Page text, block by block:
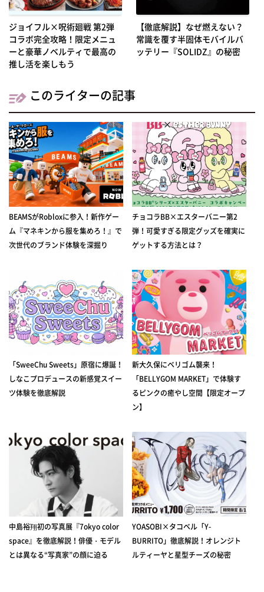
ジョイフル×呪術廻戦 第2弾
コラボ完全攻略！限定メニュ
ーと豪華ノベルティで最高の
推し活を楽しもう
【徹底解説】なぜ燃えない？
常識を覆す半固体モバイルバ
ッテリー『SOLIDZ』の秘密
このライターの記事
BEAMSがRobloxに参入！新作ゲー
ム『マネキンから服を集めろ！』で
次世代のブランド体験を深掘り
チョコラBB×エスターバニー第2
弾！可愛すぎる限定グッズを確実に
ゲットする方法とは？
「SweeChu Sweets」原宿に爆誕！
しなこプロデュースの新感覚スイー
ツ体験を徹底解説
新大久保にベリゴム襲来！
「BELLYGOM MARKET」で体験す
るピンクの癒やし空間【限定オープ
ン】
中島裕翔初の写真展『7okyo color
space』を徹底解説！俳優・モデル
とは異なる“写真家”の顔に迫る
YOASOBI×タコベル「Y-
BURRITO」徹底解説！オレンジト
ルティーヤと星型チーズの秘密